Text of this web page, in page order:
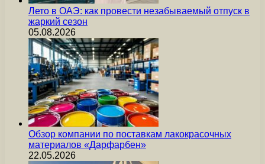
Лето в ОАЭ: как провести незабываемый отпуск в
жаркий сезон
05.08.2026
Обзор компании по поставкам лакокрасочных
материалов «Дарфарбен»
22.05.2026